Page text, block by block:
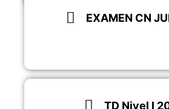
EXAMEN CN
TD Nivel I